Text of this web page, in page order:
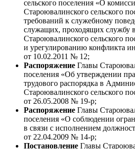
сельского поселения «О
Староювалинского сельского
требований к служебному
служащих, проходящих службу
Староювалинского сельского
и урегулированию конфликта
от 10.02.2011 № 12;
Распоряжение Главы
поселения «Об утверждении
трудового распорядка в
Староювалинского сельского
от 26.05.2008 № 19-р;
Распоряжение Главы
поселения «О соблюдении
в связи с исполнением
от 22.04.2009 № 14-р;
Постановление Главы